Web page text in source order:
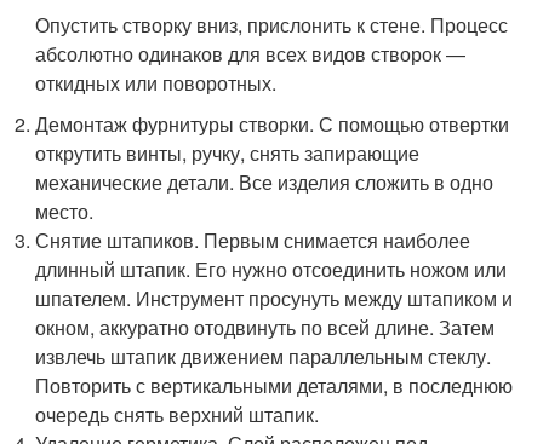
Опустить створку вниз, прислонить к стене. Процесс
абсолютно одинаков для всех видов створок —
откидных или поворотных.
Демонтаж фурнитуры створки. С помощью отвертки
открутить винты, ручку, снять запирающие
механические детали. Все изделия сложить в одно
место.
Снятие штапиков. Первым снимается наиболее
длинный штапик. Его нужно отсоединить ножом или
шпателем. Инструмент просунуть между штапиком и
окном, аккуратно отодвинуть по всей длине. Затем
извлечь штапик движением параллельным стеклу.
Повторить с вертикальными деталями, в последнюю
очередь снять верхний штапик.